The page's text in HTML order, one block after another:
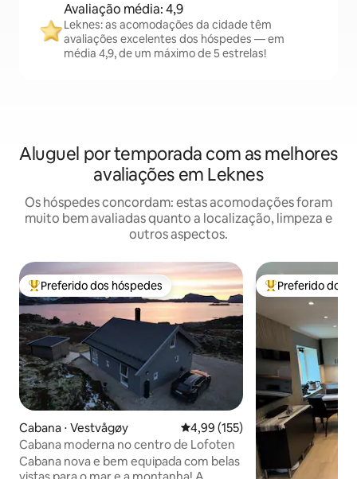
Avaliação média: 4,9
Leknes: as acomodações da cidade têm
avaliações excelentes dos hóspedes — em
média 4,9, de um máximo de 5 estrelas!
Aluguel por temporada com as melhores
avaliações em Leknes
Os hóspedes concordam: estas acomodações foram
muito bem avaliadas quanto a localização, limpeza e
outros aspectos.
Entre os melhores preferidos dos hóspedes
Preferido dos hóspedes
Cabana ⋅ Vestvågøy 4,99 de uma avaliação média de
4,99 (155)
Cabana moderna no centro de Lofoten
Cabana nova e bem equipada com belas
Entre os
Preferido dos